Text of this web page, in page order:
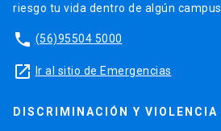
riesgo tu vida dentro de algún campus.
phone (56)95504 5000
launch Ir al sitio de Emergencias
DISCRIMINACIÓN Y VIOLENCIA